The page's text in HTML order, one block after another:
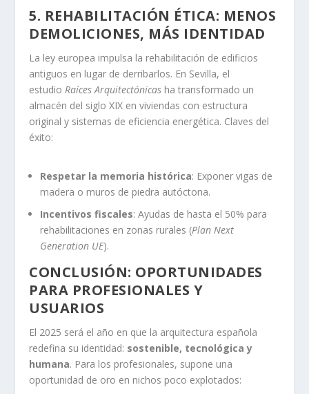
5. REHABILITACIÓN ÉTICA: MENOS
DEMOLICIONES, MÁS IDENTIDAD
La ley europea impulsa la rehabilitación de edificios
antiguos en lugar de derribarlos. En Sevilla, el
estudioRaíces Arquitectónicas ha transformado un
almacén del siglo XIX en viviendas con estructura
original y sistemas de eficiencia energética. Claves del
éxito:
Respetar la memoria histórica: Exponer vigas de
madera o muros de piedra autóctona.
Incentivos fiscales: Ayudas de hasta el 50% para
rehabilitaciones en zonas rurales (Plan Next
Generation UE).
CONCLUSIÓN: OPORTUNIDADES
PARA PROFESIONALES Y
USUARIOS
El 2025 será el año en que la arquitectura española
redefina su identidad: sostenible, tecnológica y
humana. Para los profesionales, supone una
oportunidad de oro en nichos poco explotados: